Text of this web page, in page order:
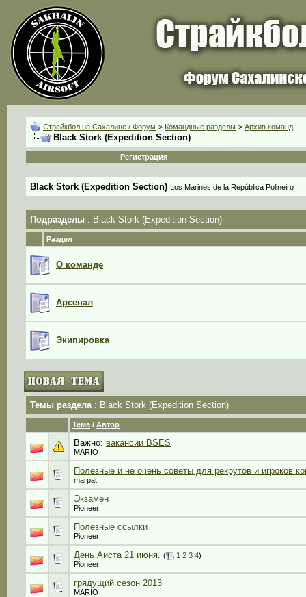
Страйкбол на Сахалине / Форум > Командные разделы > Архив команд
Black Stork (Expedition Section)
Регистрация
Black Stork (Expedition Section) Los Marines de la República Polineiro
Подразделы : Black Stork (Expedition Section)
Раздел
О команде
Арсенал
Экипировка
Темы раздела: Black Stork (Expedition Section)
Тема / Автор
Важно: вакансии BSES
MARIO
Полезные и не очень советы для рекрутов и игроков
marpat
Экзамен
Pioneer
Полезные ссылки
Pioneer
День Аиста 21 июня. ( 1 2 3 4)
Pioneer
грядущий сезон 2013
MARIO